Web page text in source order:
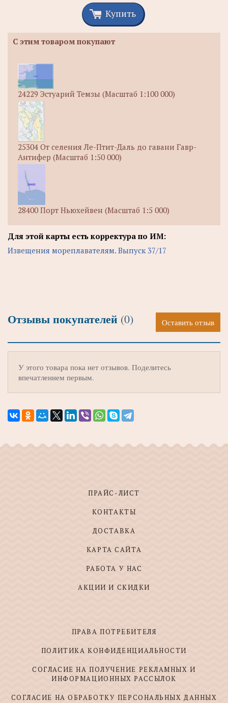
Купить
С этим товаром покупают
24229 Эстуарий Темзы (Масштаб 1:100 000)
25304 От селения Ле-Птит-Даль до гавани Гавр-
Антифер (Масштаб 1:50 000)
28400 Порт Ньюхейвен (Масштаб 1:5 000)
Для этой карты есть корректура по ИМ:
Извещения мореплавателям. Выпуск 37/17
Отзывы покупателей (0) Оставить отзыв
У этого товара пока нет отзывов. Поделитесь
впечатлением первым.
ПРАЙС-ЛИСТ
КОНТАКТЫ
ДОСТАВКА
КАРТА САЙТА
РАБОТА У НАС
АКЦИИ И СКИДКИ
ПРАВА ПОТРЕБИТЕЛЯ
ПОЛИТИКА КОНФИДЕНЦИАЛЬНОСТИ
СОГЛАСИЕ НА ПОЛУЧЕНИЕ РЕКЛАМНЫХ И
ИНФОРМАЦИОННЫХ РАССЫЛОК
СОГЛАСИЕ НА ОБРАБОТКУ ПЕРСОНАЛЬНЫХ ДАННЫХ